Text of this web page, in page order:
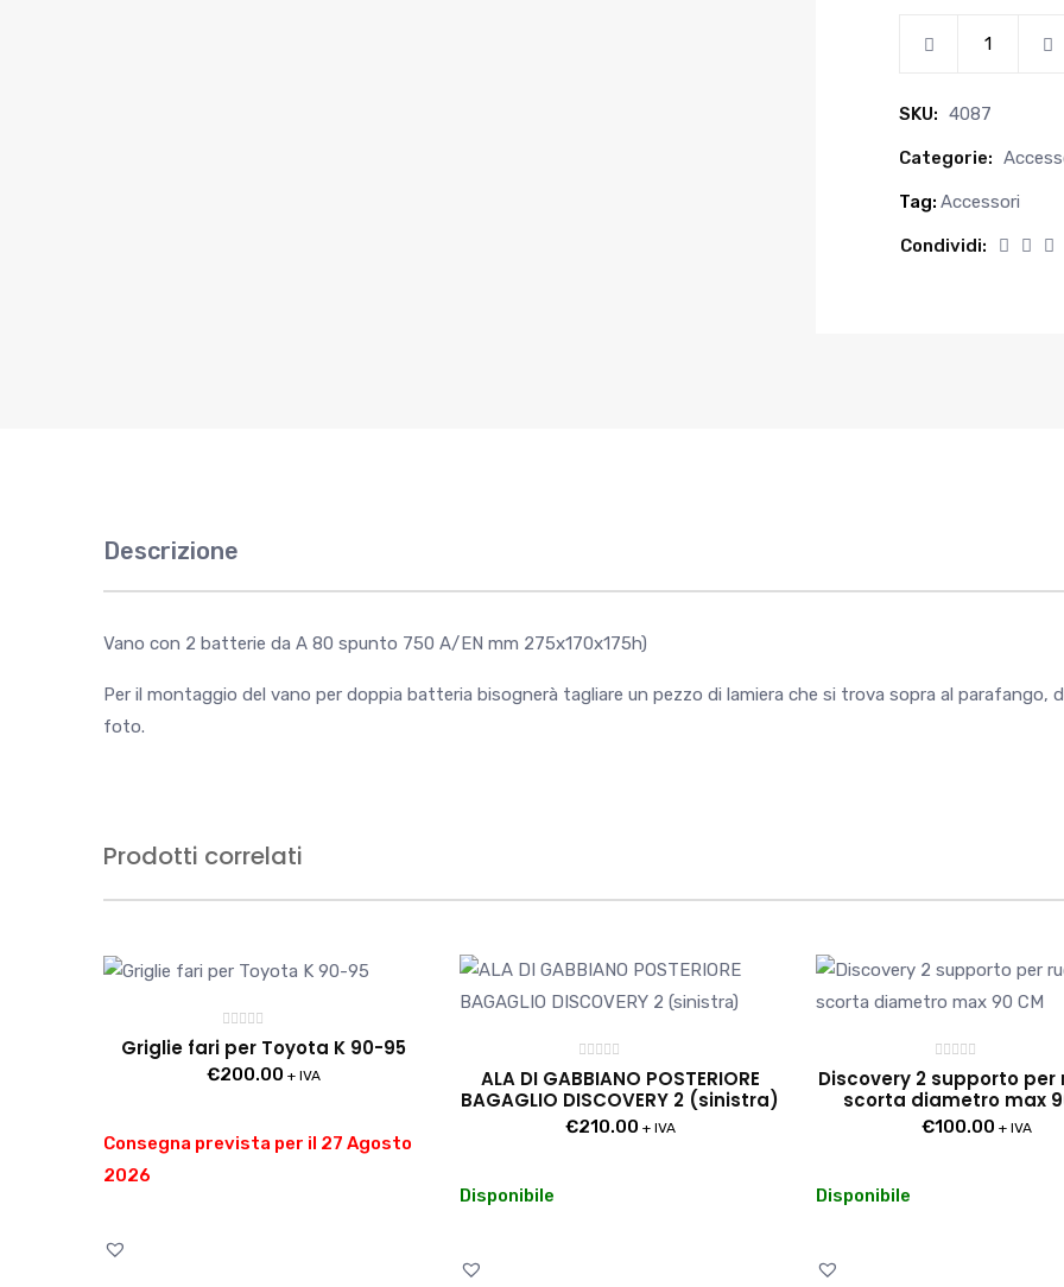
SKU: 4087
Categorie:
Tag: Accessori
Condividi:
Descrizione
Vano con 2 batterie da A 80 spunto 750 A/EN mm 275x170x175h)
Per il montaggio del vano per doppia batteria bisognerà tagliare un pezzo di lamiera che si trova sopra al parafango,
foto.
Prodotti correlati
0
su
5
Griglie fari per Toyota K 90-95
€200.00 + IVA
Consegna prevista per il 27 Agosto
2026
Valutato
0
su
5
ALA DI GABBIANO POSTERIORE
BAGAGLIO DISCOVERY 2 (sinistra)
€210.00 + IVA
Disponibile
0
su
5
Discovery 2 supporto per
scorta diametro max
€100.00 + IVA
Disponibile